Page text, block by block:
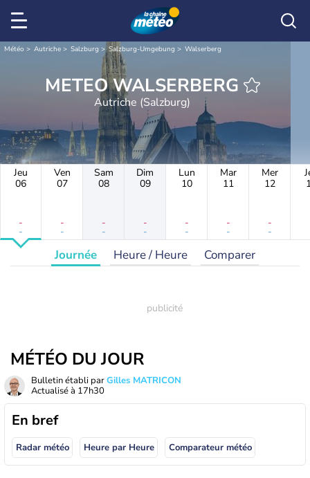
Météo Autriche Salzburg Salzburg-Umgebung Walserberg
METEO WALSERBERG
Autriche (Salzburg)
Jeu
06
-
-
Ven
07
-
-
Sam
08
-
-
Dim
09
-
-
Lun
10
-
-
Mar
11
-
-
Mer
12
-
-
Journée Heure / Heure Comparer
MÉTÉO DU JOUR
Bulletin établi parGilles MATRICON
Actualisé à 17h30
En bref
Radar météo Heure par Heure Comparateur météo